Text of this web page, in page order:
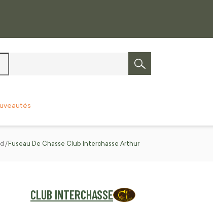
Rechercher
Fuseau De Chasse Club Interchasse Arthur
CLUB INTERCHASSE